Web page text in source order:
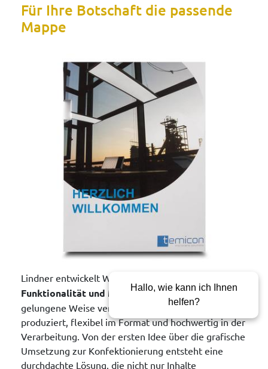
Für Ihre Botschaft die passende
Mappe
Lindner entwickelt Werbemappen, die
Funktionalität und Markenkommunikation auf
gelungene Weise verbinden – klimaneutral
produziert, flexibel im Format und hochwertig in der
Verarbeitung. Von der ersten Idee über die grafische
Umsetzung zur Konfektionierung entsteht eine
durchdachte Lösung, die nicht nur Inhalte
Hallo, wie kann ich Ihnen
helfen?